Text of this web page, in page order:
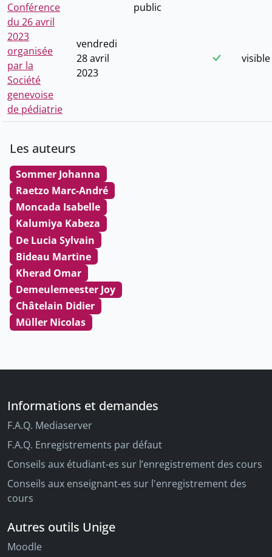
Conférence
du 26 avril
2023
organisée
par la
Société
genevoise
de pédiatrie
vendredi
28 avril
2023
public
visible
Les auteurs
Sommer Johanna
Raetzo Marc-André
Moncada Isabelle
Kalumiya Kabeza
De Lucia Sylvain
Bideau Martine
Kherad Omar
Demeulemeester Joy
Châtelain Didier
Müller Nicolas
Informations et demandes
F.A.Q. Mediaserver
F.A.Q. Enregistrements par défaut
Conseils aux étudiant-es sur l’enregistrement des cours
Conseils aux enseignant-es sur l'enregistrement des
cours
Autres outils Unige
Moodle